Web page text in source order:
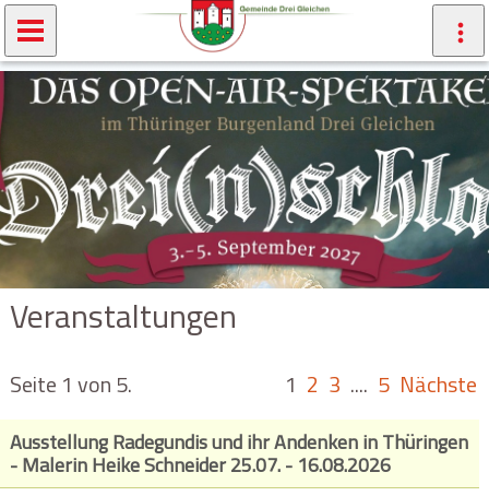
Veranstaltungen
Seite 1 von 5. 1 2 3 .... 5 Nächste
Ausstellung Radegundis und ihr Andenken in Thüringen
- Malerin Heike Schneider 25.07. - 16.08.2026